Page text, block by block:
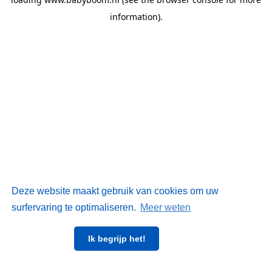
Deze website maakt gebruik van cookies om uw
surfervaring te optimaliseren. Meer weten
Ik begrijp het!
information).